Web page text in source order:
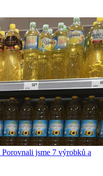
jsme 7 výrobků a